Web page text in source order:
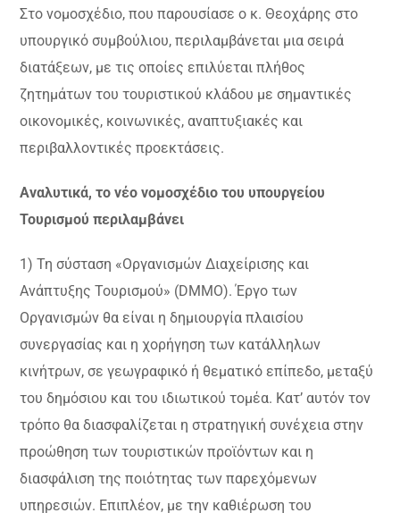
Στο νομοσχέδιο, που παρουσίασε ο κ. Θεοχάρης στο
υπουργικό συμβούλιου, περιλαμβάνεται μια σειρά
διατάξεων, με τις οποίες επιλύεται πλήθος
ζητημάτων του τουριστικού κλάδου με σημαντικές
οικονομικές, κοινωνικές, αναπτυξιακές και
περιβαλλοντικές προεκτάσεις.
Αναλυτικά, το νέο νομοσχέδιο του υπουργείου
Τουρισμού περιλαμβάνει
1) Τη σύσταση «Οργανισμών Διαχείρισης και
Ανάπτυξης Τουρισμού» (DMMO). Έργο των
Οργανισμών θα είναι η δημιουργία πλαισίου
συνεργασίας και η χορήγηση των κατάλληλων
κινήτρων, σε γεωγραφικό ή θεματικό επίπεδο, μεταξύ
του δημόσιου και του ιδιωτικού τομέα. Κατ’ αυτόν τον
τρόπο θα διασφαλίζεται η στρατηγική συνέχεια στην
προώθηση των τουριστικών προϊόντων και η
διασφάλιση της ποιότητας των παρεχόμενων
υπηρεσιών. Επιπλέον, με την καθιέρωση του